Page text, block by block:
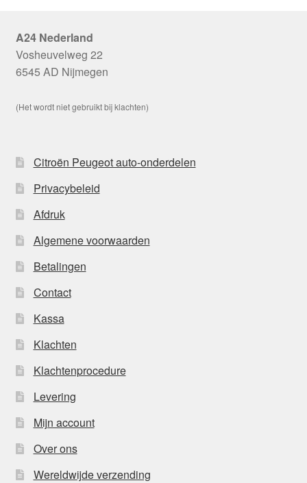
A24 Nederland
Vosheuvelweg 22
6545 AD Nijmegen
(Het wordt niet gebruikt bij klachten)
Citroën Peugeot auto-onderdelen
Privacybeleid
Afdruk
Algemene voorwaarden
Betalingen
Contact
Kassa
Klachten
Klachtenprocedure
Levering
Mijn account
Over ons
Wereldwijde verzending